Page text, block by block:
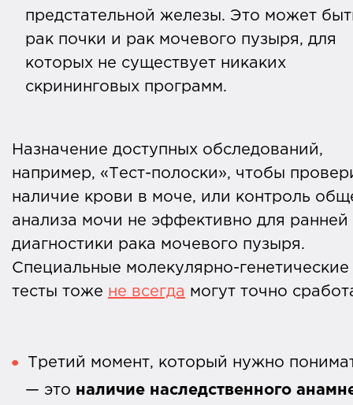
предстательной железы. Это может
рак почки и рак мочевого пузыря, для
которых не существует никаких
скрининговых программ.
Назначение доступных обследований,
например, «Тест-полоски», чтобы
наличие крови в моче, или контроль
анализа мочи не эффективно для ранней
диагностики рака мочевого пузыря.
Специальные молекулярно-генетические
тесты тоже не всегда могут точно
Третий момент, который нужно
— это наличие наследственного